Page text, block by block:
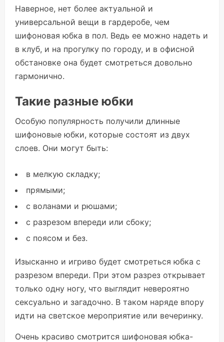
Наверное, нет более актуальной и
универсальной вещи в гардеробе, чем
шифоновая юбка в пол. Ведь ее можно надеть и
в клуб, и на прогулку по городу, и в офисной
обстановке она будет смотреться довольно
гармонично.
Такие разные юбки
Особую популярность получили длинные
шифоновые юбки, которые состоят из двух
слоев. Они могут быть:
в мелкую складку;
прямыми;
с воланами и рюшами;
с разрезом впереди или сбоку;
с поясом и без.
Изысканно и игриво будет смотреться юбка с
разрезом впереди. При этом разрез открывает
только одну ногу, что выглядит невероятно
сексуально и загадочно. В таком наряде впору
идти на светское мероприятие или вечеринку.
Очень красиво смотрится шифоновая юбка-